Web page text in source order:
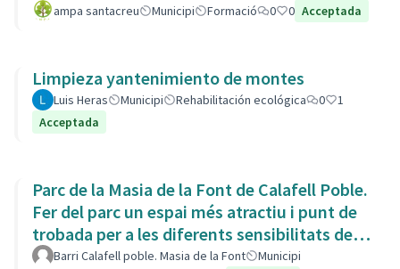
ampa santacreu Municipi Formació 0 0 Acceptada
Limpieza yantenimiento de montes
Luis Heras Municipi Rehabilitación ecológica 0
1
Acceptada
Parc de la Masia de la Font de Calafell Poble.
Fer del parc un espai més atractiu i punt de
trobada per a les diferents sensibilitats del
barri.Barri Calafell poble. Masia de la Font
Municipi